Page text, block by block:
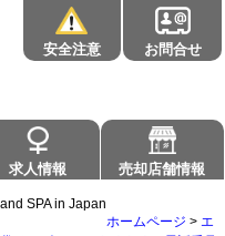
安全注意 お問合せ
求人情報 売却店舗情報
SPA in Japan
ホームページ > エ